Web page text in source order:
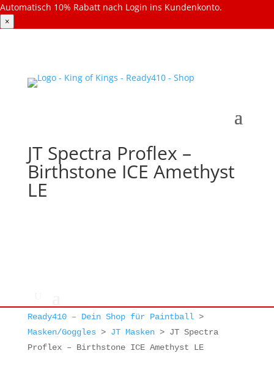
Automatisch 10% Rabatt nach Login ins Kundenkonto.
×
JT Spectra Proflex –
Birthstone ICE Amethyst
LE
Ready410 – Dein Shop für Paintball>
Masken/Goggles> JT Masken> JT Spectra
Proflex – Birthstone ICE Amethyst LE